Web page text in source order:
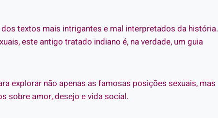
textos mais intrigantes e mal interpretados da história.
este antigo tratado indiano é, na verdade, um guia
explorar não apenas as famosas posições sexuais, mas
sobre amor, desejo e vida social.